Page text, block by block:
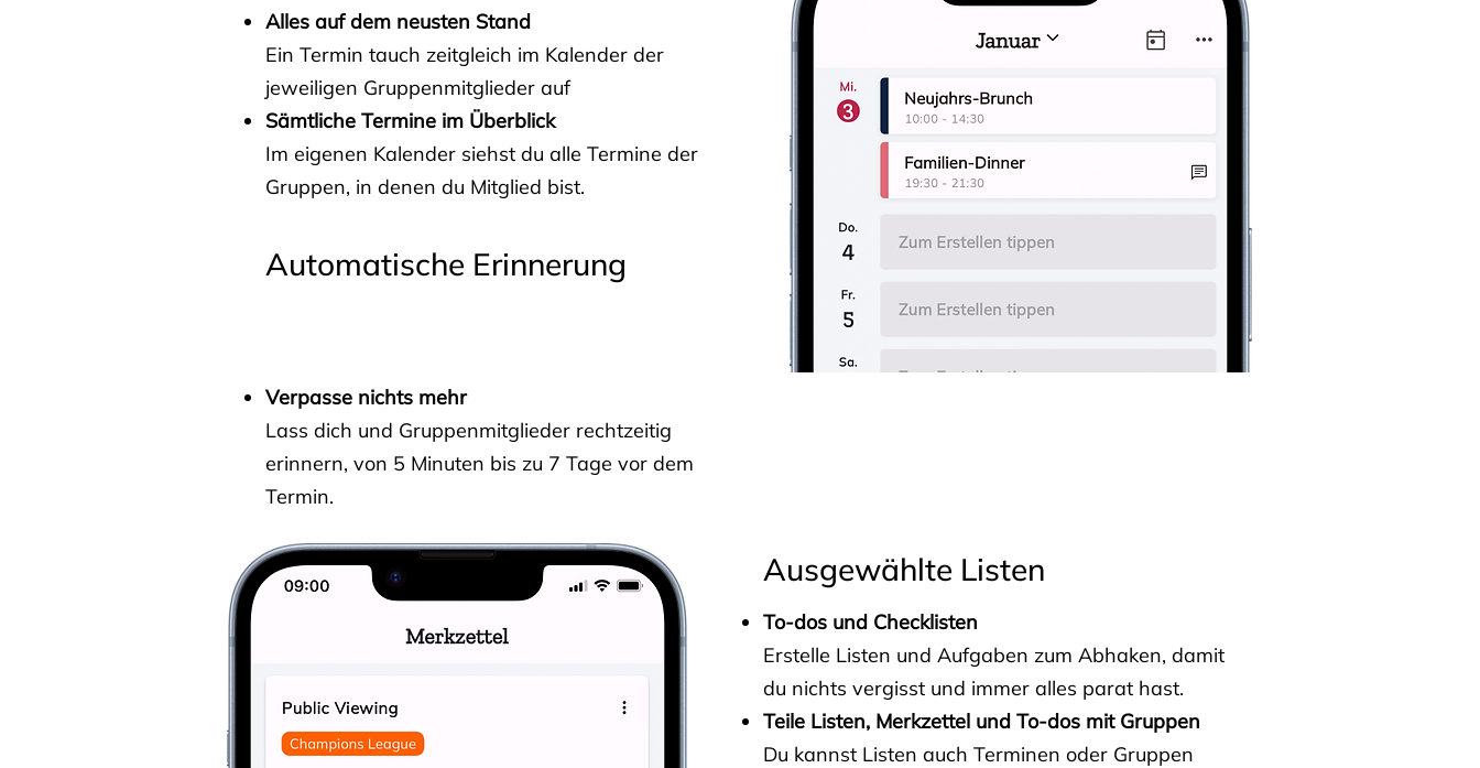
Alles auf dem neusten Stand
Ein Termin tauch zeitgleich im Kalender der
jeweiligen Gruppenmitglieder auf
Sämtliche Termine im Überblick
Im eigenen Kalender siehst du alle Termine der
Gruppen, in denen du Mitglied bist.
Automatische Erinnerung
Verpasse nichts mehr
Lass dich und Gruppenmitglieder rechtzeitig
erinnern, von 5 Minuten bis zu 7 Tage vor dem
Termin.
Ausgewählte Listen
To-dos und Checklisten
Erstelle Listen und Aufgaben zum Abhaken, damit
du nichts vergisst und immer alles parat hast.
Teile Listen, Merkzettel und To-dos mit Gruppen
Du kannst Listen auch Terminen oder Gruppen